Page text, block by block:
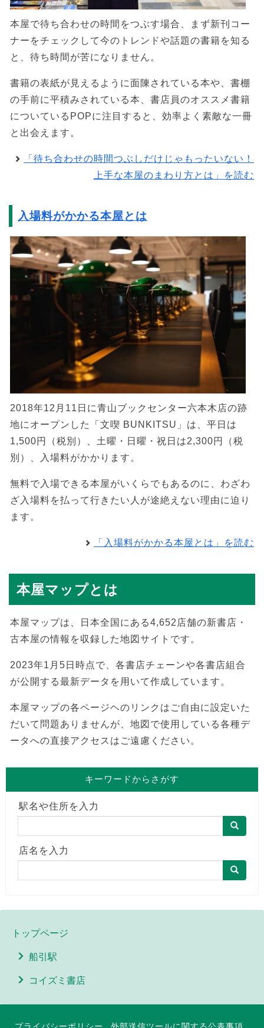
本屋で待ち合わせの時間をつぶす場合、まず新刊コー
ナーをチェックして今のトレンドや話題の書籍を知る
と、待ち時間が苦になりません。
書籍の表紙が見えるように面陳されている本や、書棚
の手前に平積みされている本、書店員のオススメ書籍
についているPOPに注目すると、効率よく素敵な一冊
と出会えます。
「待ち合わせの時間つぶしだけじゃもったいない！
上手な本屋のまわり方とは」を読む
入場料がかかる本屋とは
2018年12月11日に青山ブックセンター六本木店の跡
地にオープンした「文喫 BUNKITSU」は、平日は
1,500円（税別）、土曜・日曜・祝日は2,300円（税
別）、入場料がかかります。
無料で入場できる本屋がいくらでもあるのに、わざわ
ざ入場料を払って行きたい人が途絶えない理由に迫り
ます。
「入場料がかかる本屋とは」を読む
本屋マップとは
本屋マップは、日本全国にある4,652店舗の新書店・
古本屋の情報を収録した地図サイトです。
2023年1月5日時点で、各書店チェーンや各書店組合
が公開する最新データを用いて作成しています。
本屋マップの各ページヘのリンクはご自由に設定いた
だいて問題ありませんが、地図で使用している各種デ
ータへの直接アクセスはご遠慮ください。
キーワードからさがす
駅名や住所を入力
店名を入力
トップページ
船引駅
コイズミ書店